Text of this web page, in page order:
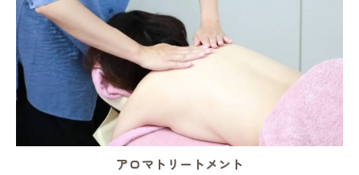
アロマトリートメント